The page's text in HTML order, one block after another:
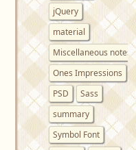
jQuery
material
Miscellaneous notes
Ones Impressions
PSD
Sass
summary
Symbol Font